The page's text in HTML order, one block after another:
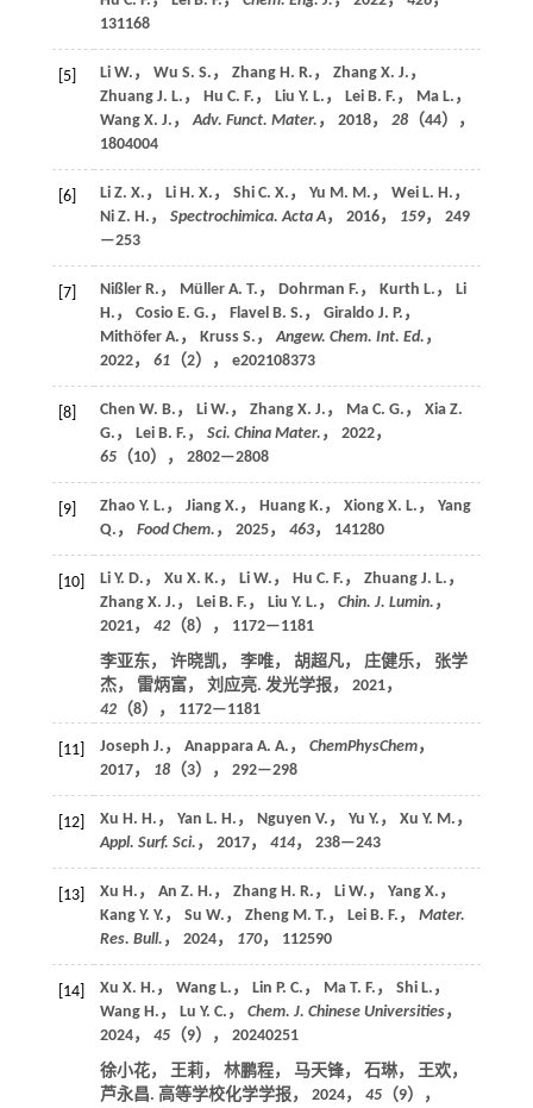
131168
[5]
Li W.， Wu S. S.， Zhang H. R.， Zhang X. J.，
Zhuang J. L.， Hu C. F.， Liu Y. L.， Lei B. F.， Ma L.，
Wang X. J.，Adv. Funct. Mater. ， 2018， 28（44），
1804004
[6]
Li Z. X.， Li H. X.， Shi C. X.， Yu M. M.， Wei L. H.，
Ni Z. H.， Spectrochimica. Acta A， 2016， 159， 249
—253
[7]
Nißler R.， Müller A. T.， Dohrman F.， Kurth L.， Li
H.， Cosio E. G.， Flavel B. S.， Giraldo J. P.，
Mithöfer A.， Kruss S.，Angew. Chem. Int. Ed. ，
2022， 61（2）， e202108373
[8]
Chen W. B.， Li W.， Zhang X. J.， Ma C. G.， Xia Z.
G.， Lei B. F.， Sci. China Mater. ， 2022，
65（10）， 2802—2808
[9]
Zhao Y. L.， Jiang X.， Huang K.， Xiong X. L.， Yang
Q.， Food Chem. ， 2025， 463， 141280
[10]
Li Y. D.， Xu X. K.， Li W.， Hu C. F.， Zhuang J. L.，
Zhang X. J.， Lei B. F.， Liu Y. L.， Chin. J. Lumin. ，
2021， 42（8）， 1172—1181
李亚东， 许晓凯， 李唯， 胡超凡， 庄健乐， 张学
杰， 雷炳富， 刘应亮. 发光学报， 2021，
42（8）， 1172—1181
[11] Joseph J.， Anappara A. A.， ChemPhysChem，
2017， 18（3）， 292—298
[12]
Xu H. H.， Yan L. H.， Nguyen V.， Yu Y.， Xu Y. M.，
Appl. Surf. Sci. ， 2017， 414， 238—243
[13]
Xu H.， An Z. H.， Zhang H. R.， Li W.， Yang X.，
Kang Y. Y.， Su W.， Zheng M. T.， Lei B. F.， Mater.
Res. Bull. ， 2024， 170， 112590
[14]
Xu X. H.， Wang L.， Lin P. C.， Ma T. F.， Shi L.，
Wang H.， Lu Y. C.， Chem. J. Chinese Universities，
2024， 45（9）， 20240251
徐小花， 王莉， 林鹏程， 马天锋， 石琳， 王欢，
芦永昌. 高等学校化学学报， 2024， 45（9），